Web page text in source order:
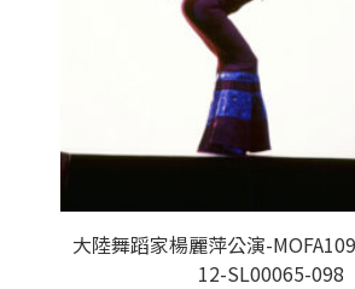
大陸舞蹈家楊麗萍公演-
12-SL00065-098